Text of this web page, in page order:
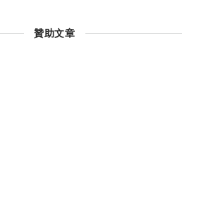
贊助文章